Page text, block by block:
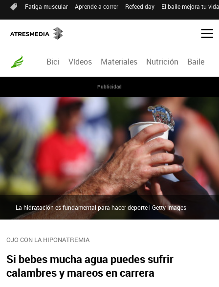
Fatiga muscular Aprende a correr Refeed day El baile mejora tu
Bici Vídeos Materiales Nutrición Baile
Publicidad
OJO CON LA HIPONATREMIA
Si bebes mucha agua puedes sufrir
calambres y mareos en carrera
La hidratación es fundamental para hacer deporte | Getty Images